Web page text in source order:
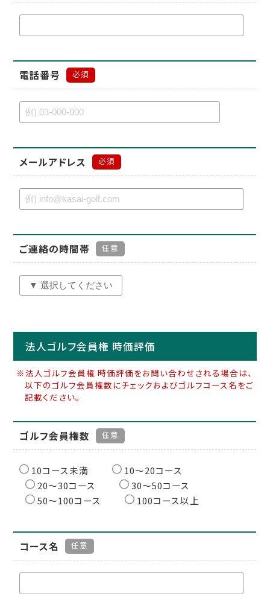
電話番号 必須
メールアドレス 必須
ご連絡の時間帯 任意
法人ゴルフ会員権 時価評価
※法人ゴルフ会員権 時価評価をお問い合わせされる場合は、
以下のゴルフ会員権数にチェックおよびゴルフコース名をご
記載ください。
ゴルフ会員権数 任意
10コース未満
10〜20コース
20〜30コース
30〜50コース
50〜100コース
100コース以上
コース名 任意